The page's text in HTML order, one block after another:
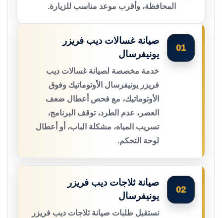
المحافظة، وأقرب موعد مناسب للزيارة.
01
صيانة غسالات ديب فريزر
يونيفرسال
خدمة مخصصة لصيانة غسالات ديب
فريزر يونيفرسال الأوتوماتيك وفوق
الأوتوماتيك، مع فحص أعطال ضعف
العصر، عدم الطرد، توقف البرنامج،
تسريب المياه، مشكلة الباب، أو أعطال
لوحة التحكم.
02
صيانة ثلاجات ديب فريزر
يونيفرسال
نستقبل طلبات صيانة ثلاجات ديب فريزر